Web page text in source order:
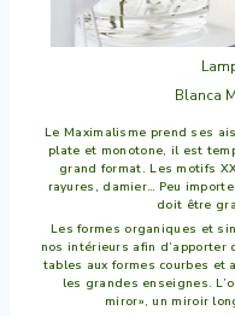
Blanca
Le Maximalisme prend ses
plate et monotone, il est
grand format. Les motifs
rayures, damier… Peu
doit être
Les formes organiques et
nos intérieurs afin d’apporter
tables aux formes courbes et
les grandes enseignes.
miror», un miroir